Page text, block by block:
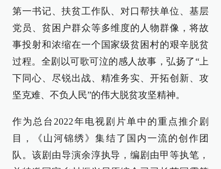
第一书记、扶贫工作队、对口帮扶单位、基层
党员、贫困户群众等多维度的人物群像，将故
事投射和浓缩在一个国家级贫困村的艰辛脱贫
过程。全剧以可歌可泣的感人故事，弘扬了“上
下同心、尽锐出战、精准务实、开拓创新、攻
坚克难、不负人民”的伟大脱贫攻坚精神。
作为总台2022年电视剧片单中的重点推介剧
目，《山河锦绣》集结了国内一流的创作团
队。该剧由导演余淳执导，编剧由甲等执笔，